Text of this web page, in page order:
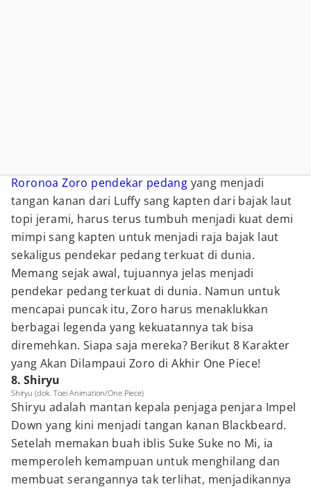
Roronoa Zoro pendekar pedang yang menjadi
tangan kanan dari Luffy sang kapten dari bajak laut
topi jerami, harus terus tumbuh menjadi kuat demi
mimpi sang kapten untuk menjadi raja bajak laut
sekaligus pendekar pedang terkuat di dunia.
Memang sejak awal, tujuannya jelas menjadi
pendekar pedang terkuat di dunia. Namun untuk
mencapai puncak itu, Zoro harus menaklukkan
berbagai legenda yang kekuatannya tak bisa
diremehkan. Siapa saja mereka? Berikut 8 Karakter
yang Akan Dilampaui Zoro di Akhir One Piece!
8. Shiryu
Shiryu (dok. Toei Animation/One Piece)
Shiryu adalah mantan kepala penjaga penjara Impel
Down yang kini menjadi tangan kanan Blackbeard.
Setelah memakan buah iblis Suke Suke no Mi, ia
memperoleh kemampuan untuk menghilang dan
membuat serangannya tak terlihat, menjadikannya